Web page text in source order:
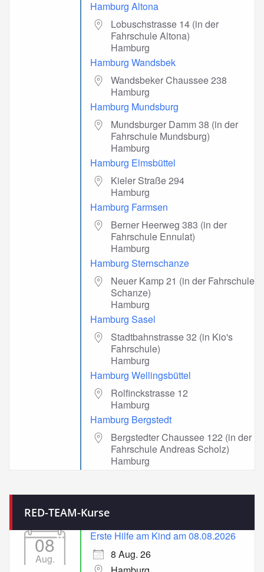
Hamburg Altona
Lobuschstrasse 14 (in der
Fahrschule Altona)
Hamburg
Hamburg Wandsbek
Wandsbeker Chaussee 238
Hamburg
Hamburg Mundsburg
Mundsburger Damm 38 (in der
Fahrschule Mundsburg)
Hamburg
Hamburg Elmsbüttel
Kieler Straße 294
Hamburg
Hamburg Farmsen
Berner Heerweg 383 (in der
Fahrschule Ennulat)
Hamburg
Hamburg Sternschanze
Neuer Kamp 21 (in der Fahrschule
Schanze)
Hamburg
Hamburg Sasel
Stadtbahnstrasse 32 (in Kio's
Fahrschule)
Hamburg
Hamburg Wellingsbüttel
Rolfinckstrasse 12
Hamburg
Hamburg Bergstedt
Bergstedter Chaussee 122 (in der
Fahrschule Andreas Scholz)
Hamburg
RED-TEAM-Kurse
08
Aug.
Erste Hilfe am Kind am 08.08.2026
8 Aug. 26